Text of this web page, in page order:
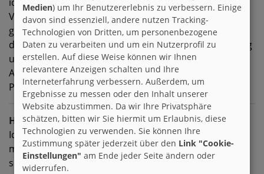
Vom Verhalten sagen mir viele, dass ich süss bin. Es
gibt nicht viele, die ich nicht mag und die Personen,
die ich als Freunde bezeichne, die sind mir sehr wichtig
und für die mache ich auch sehr viel.
Am wichtigsten ist mir meine Schwester. Es gibt keine
Person, die ich so sehr liebe wie sie!
Hobbies
Ich bin in keinen öffentlichen Verein mehr. Aber so für
mch selber male/zeichne ich sehr gerne. Ich singe und
schreibe auch viel.
Medien) um Ihr Benutzererlebnis zu verbessern. Einige
davon sind essenziell, andere nutzen Tracking-
Technologien von Dritten, um personenbezogene
Daten zu verarbeiten und um ein Nutzerprofil zu
erstellen. Auf diese Weise können wir Ihnen
relevantere Anzeigen schalten und Ihre
Interneterfahrung verbessern. Außerdem, um
Ergebnisse zu messen oder den Inhalt unserer
Website abzustimmen. Da wir Ihre Privatsphäre
schätzen, bitten wir Sie hiermit um Erlaubnis, diese
Technologien zu verwenden. Sie können Ihre
Zustimmung später jederzeit über den Link "Cookie-
Einstellungen" am Ende jeder Seite ändern oder
widerrufen.